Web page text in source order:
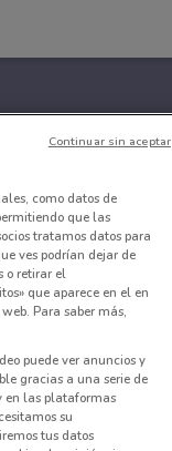
como datos de
que las
tratamos datos para
ves podrían dejar de
o retirar el
que aparece en el en
Para saber más,
puede ver anuncios y
gracias a una serie de
en las plataformas
su
tus datos
Continuar sin aceptar